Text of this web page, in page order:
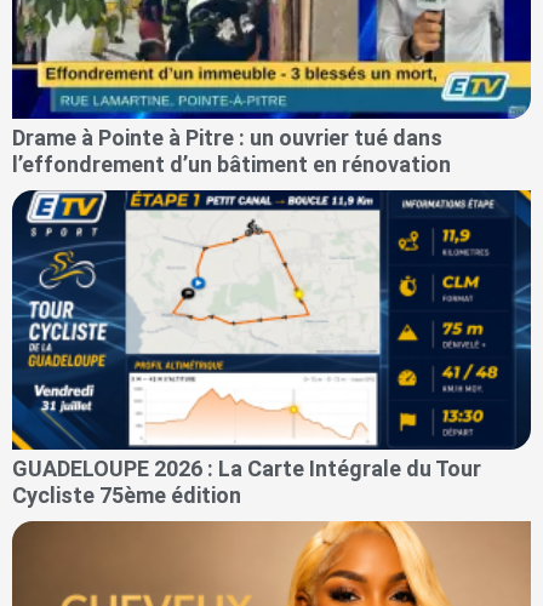
Drame à Pointe à Pitre : un ouvrier tué dans
l’effondrement d’un bâtiment en rénovation
GUADELOUPE 2026 : La Carte Intégrale du Tour
Cycliste 75ème édition